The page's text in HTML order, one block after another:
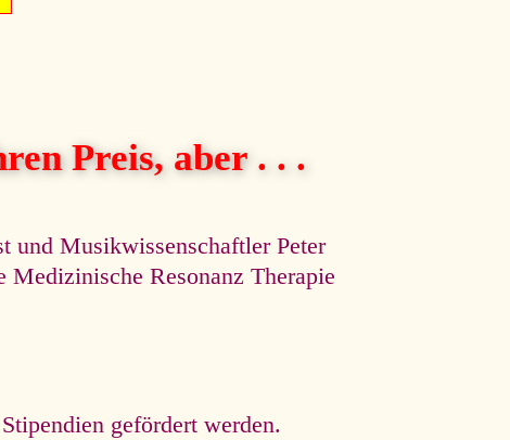
Preis, aber . . .
und Musikwissenschaftler Peter
Resonanz Therapie
gefördert werden.